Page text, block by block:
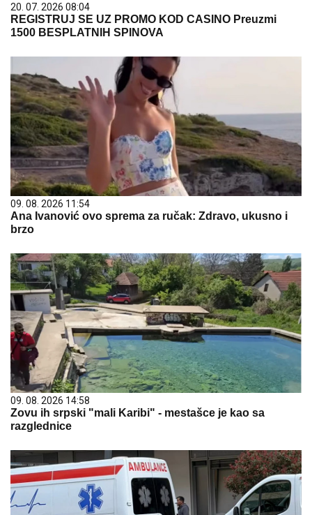
20. 07. 2026 08:04
REGISTRUJ SE UZ PROMO KOD CASINO Preuzmi
1500 BESPLATNIH SPINOVA
09. 08. 2026 11:54
Ana Ivanović ovo sprema za ručak: Zdravo, ukusno i
brzo
09. 08. 2026 14:58
Zovu ih srpski "mali Karibi" - mestašce je kao sa
razglednice